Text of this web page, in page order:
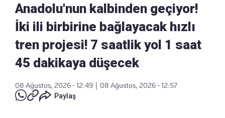
Anadolu'nun kalbinden geçiyor!
İki ili birbirine bağlayacak hızlı
tren projesi! 7 saatlik yol 1 saat
45 dakikaya düşecek
08 Ağustos, 2026 - 12:49
08 Ağustos, 2026 - 12:57
Paylaş